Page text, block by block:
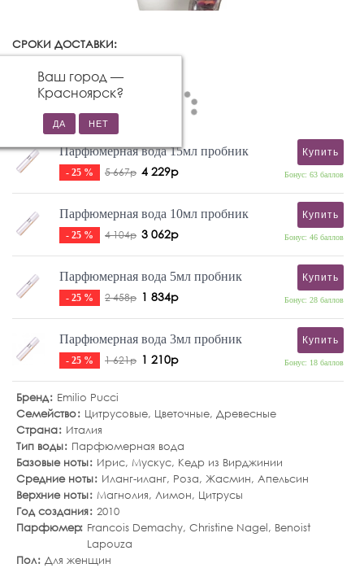
СРОКИ ДОСТАВКИ:
Ваш город —
Красноярск?
Парфюмерная вода 15мл пробник
- 25 % 5 667р 4 229р
Купить
Бонус: 63 баллов
Парфюмерная вода 10мл пробник
- 25 % 4 104р 3 062р
Купить
Бонус: 46 баллов
Парфюмерная вода 5мл пробник
- 25 % 2 458р 1 834р
Купить
Бонус: 28 баллов
Парфюмерная вода 3мл пробник
- 25 % 1 621р 1 210р
Купить
Бонус: 18 баллов
Бренд
Emilio Pucci
Семейство
Цитрусовые, Цветочные, Древесные
Страна
Италия
Тип воды
Парфюмерная вода
Базовые ноты
Ирис, Мускус, Кедр из Вирджинии
Средние ноты
Иланг-иланг, Роза, Жасмин, Апельсин
Верхние ноты Магнолия, Лимон, Цитрусы
Год создания 2010
Парфюмер Francois Demachy, Christine Nagel, Benoist
Lapouza
Пол Для женщин